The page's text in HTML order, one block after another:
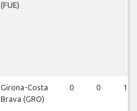
(FUE)
Girona-Costa
Brava (GRO)
0 0 1